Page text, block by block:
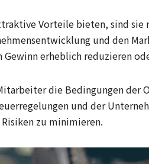
Vorteile bieten, sind sie
und den
erheblich reduzieren
die Bedingungen der
und der
zu minimieren.